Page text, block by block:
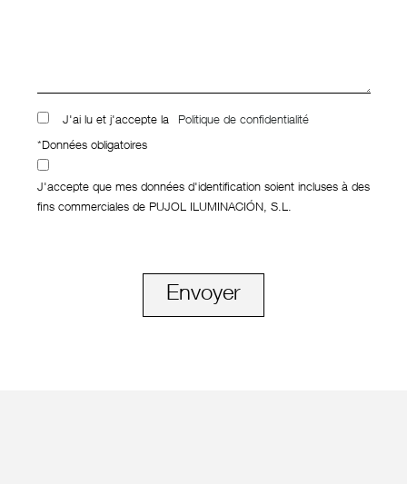
J'ai lu et j'accepte la Politique de confidentialité
*Données obligatoires
J'accepte que mes données d'identification soient incluses à des
fins commerciales de PUJOL ILUMINACIÓN, S.L.
Envoyer